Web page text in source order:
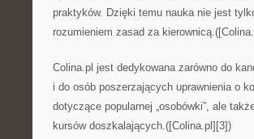
praktyków. Dzięki temu nauka nie jest
rozumieniem zasad za
Colina.pl jest dedykowana zarówno do
i do osób poszerzających uprawnienia o
dotyczące popularnej „osobówki”, ale
kursów doszkalających.([Colina.pl][3])